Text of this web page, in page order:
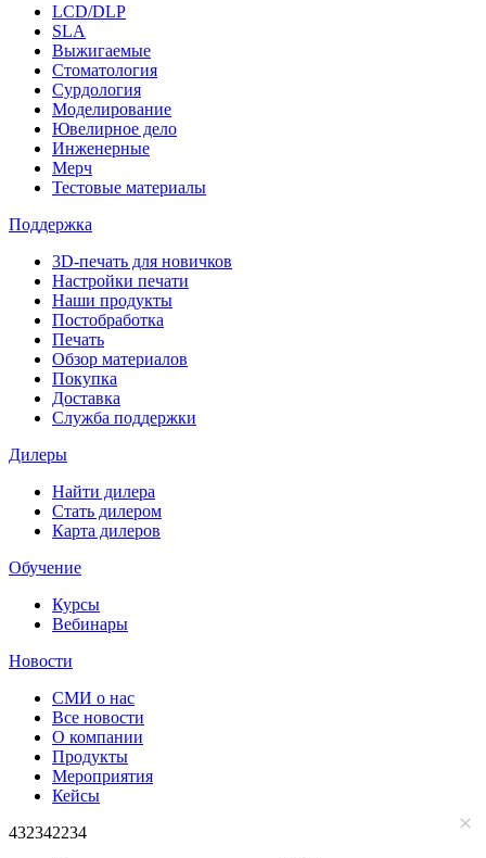
LCD/DLP
SLA
Выжигаемые
Стоматология
Сурдология
Моделирование
Ювелирное дело
Инженерные
Мерч
Тестовые материалы
Поддержка
3D-печать для новичков
Настройки печати
Наши продукты
Постобработка
Печать
Обзор материалов
Покупка
Доставка
Служба поддержки
Дилеры
Найти дилера
Cтать дилером
Карта дилеров
Обучение
Курсы
Вебинары
Новости
СМИ о нас
Все новости
О компании
Продукты
Мероприятия
Кейсы
432342234